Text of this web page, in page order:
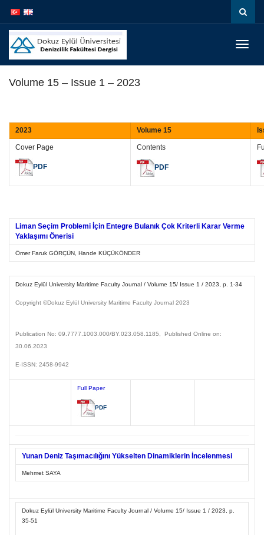
Volume 15 – Issue 1 – 2023
2023 Volume 15
Cover Page
PDF
Contents
PDF
Liman Seçim Problemi İçin Entegre Bulanık Çok Kriterli Karar Verme
Yaklaşımı Önerisi
Ömer Faruk GÖRÇÜN, Hande KÜÇÜKÖNDER
Dokuz Eylül University Maritime Faculty Journal / Volume 15/ Issue 1 / 2023, p. 1-34
Copyright ©Dokuz Eylül University Maritime Faculty Journal 2023
Publication No: 09.7777.1003.000/BY.023.058.1185, Published Online on:
30.06.2023
E-ISSN: 2458-9942
Full Paper
PDF
Yunan Deniz Taşımacılığını Yükselten Dinamiklerin İncelenmesi
Mehmet SAYA
Dokuz Eylül University Maritime Faculty Journal / Volume 15/ Issue 1 / 2023, p.
35-51